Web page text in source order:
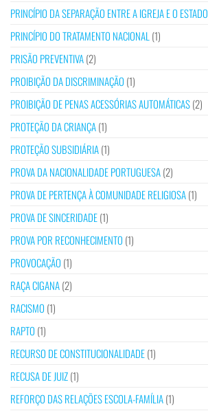
PRINCÍPIO DA SEPARAÇÃO ENTRE A IGREJA E O ESTADO
PRINCÍPIO DO TRATAMENTO NACIONAL (1)
PRISÃO PREVENTIVA(2)
PROIBIÇÃO DA DISCRIMINAÇÃO (1)
PROIBIÇÃO DE PENAS ACESSÓRIAS AUTOMÁTICAS(2)
PROTEÇÃO DA CRIANÇA(1)
PROTEÇÃO SUBSIDIÁRIA(1)
PROVA DA NACIONALIDADE PORTUGUESA(2)
PROVA DE PERTENÇA À COMUNIDADE RELIGIOSA(1)
PROVA DE SINCERIDADE(1)
PROVA POR RECONHECIMENTO (1)
PROVOCAÇÃO (1)
RAÇA CIGANA(2)
RACISMO (1)
RAPTO (1)
RECURSO DE CONSTITUCIONALIDADE(1)
RECUSA DE JUIZ(1)
REFORÇO DAS RELAÇÕES ESCOLA-FAMÍLIA(1)